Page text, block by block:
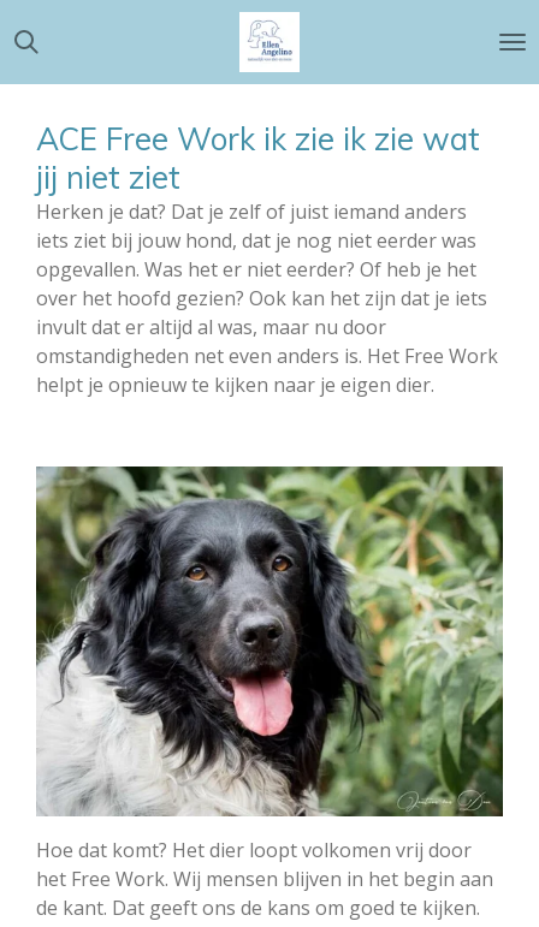
direct
naar
hoofdinhoud
ACE Free Work ik zie ik zie wat
jij niet ziet
Herken je dat? Dat je zelf of juist iemand anders
iets ziet bij jouw hond, dat je nog niet eerder was
opgevallen. Was het er niet eerder? Of heb je het
over het hoofd gezien? Ook kan het zijn dat je iets
invult dat er altijd al was, maar nu door
omstandigheden net even anders is. Het Free Work
helpt je opnieuw te kijken naar je eigen dier.
Hoe dat komt? Het dier loopt volkomen vrij door
het Free Work. Wij mensen blijven in het begin aan
de kant. Dat geeft ons de kans om goed te kijken.